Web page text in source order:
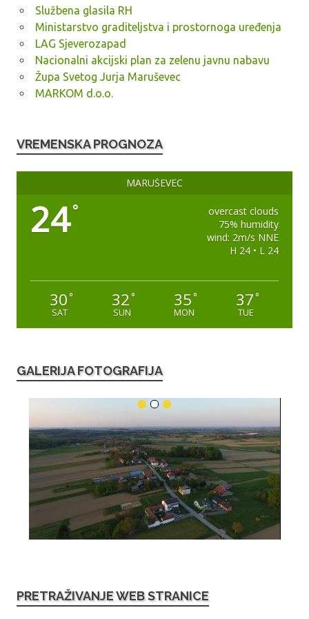
Službena glasila RH
Ministarstvo graditeljstva i prostornoga uređenja
LAG Sjeverozapad
Nacionalni akcijski plan za zelenu javnu nabavu
Župa Svetog Jurja Maruševec
MARKOM d.o.o.
VREMENSKA PROGNOZA
MARUŠEVEC
24°
overcast clouds
75% humidity
wind: 2m/s NNE
H 24 • L 24
30°
SAT
32°
SUN
35°
MON
37°
TUE
GALERIJA FOTOGRAFIJA
PRETRAŽIVANJE WEB STRANICE